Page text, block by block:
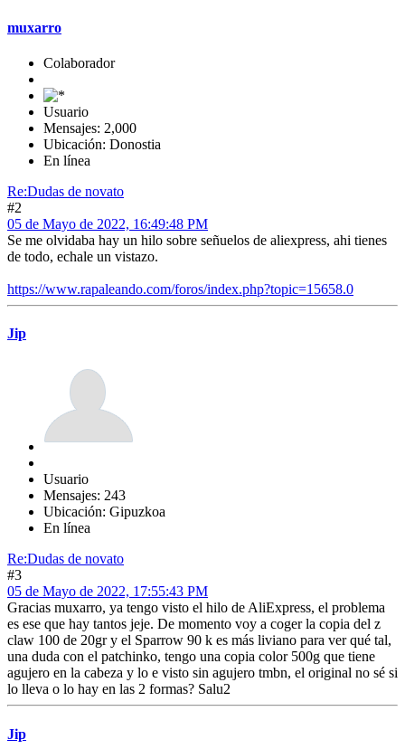
muxarro
Colaborador
Usuario
Mensajes: 2,000
Ubicación: Donostia
En línea
Re:Dudas de novato
#2
05 de Mayo de 2022, 16:49:48 PM
Se me olvidaba hay un hilo sobre señuelos de aliexpress, ahi tienes
de todo, echale un vistazo.
https://www.rapaleando.com/foros/index.php?topic=15658.0
Jip
Usuario
Mensajes: 243
Ubicación: Gipuzkoa
En línea
Re:Dudas de novato
#3
05 de Mayo de 2022, 17:55:43 PM
Gracias muxarro, ya tengo visto el hilo de AliExpress, el problema
es ese que hay tantos jeje. De momento voy a coger la copia del z
claw 100 de 20gr y el Sparrow 90 k es más liviano para ver qué tal,
una duda con el patchinko, tengo una copia color 500g que tiene
agujero en la cabeza y lo e visto sin agujero tmbn, el original no sé si
lo lleva o lo hay en las 2 formas? Salu2
Jip